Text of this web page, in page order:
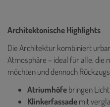
Architektonische Highlights
Die Architektur kombiniert
Atmosphäre – ideal für alle, die
möchten und dennoch
Atriumhöfebringen
Klinkerfassademit